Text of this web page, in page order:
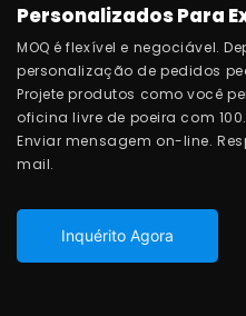
Personalizados Para
MOQ é flexível e negociável.
personalização de pedidos
Projete produtos como você
oficina livre de poeira com
Enviar mensagem on-line.
mail.
Inquérito Agora